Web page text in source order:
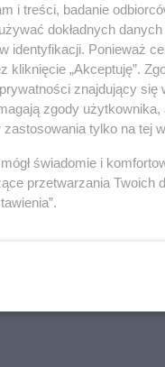
i treści, badanie
dokładnych
identyfikacji. Ponieważ
kliknięcie „Akceptuję”.
znajdujący się
zgody
tylko na tej
świadomie i
przetwarzania Twoich